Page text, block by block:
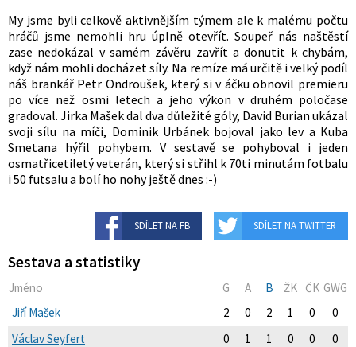
My jsme byli celkově aktivnějším týmem ale k malému počtu
hráčů jsme nemohli hru úplně otevřít. Soupeř nás naštěstí
zase nedokázal v samém závěru zavřít a donutit k chybám,
když nám mohli docházet síly. Na remíze má určitě i velký podíl
náš brankář Petr Ondroušek, který si v áčku obnovil premieru
po více než osmi letech a jeho výkon v druhém poločase
gradoval. Jirka Mašek dal dva důležité góly, David Burian ukázal
svoji sílu na míči, Dominik Urbánek bojoval jako lev a Kuba
Smetana hýřil pohybem. V sestavě se pohyboval i jeden
osmatřicetiletý veterán, který si střihl k 70ti minutám fotbalu
i 50 futsalu a bolí ho nohy ještě dnes :-)
SDÍLET NA FB SDÍLET NA TWITTER
Sestava a statistiky
Jméno G A B ŽK ČK GWG
Jiří Mašek
2 0 2 1 0
0
Václav Seyfert
0 1 1 0 0
0